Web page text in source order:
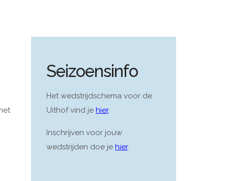
Seizoensinfo
Het wedstrijdschema voor de
Uithof vind je hier.
Inschrijven voor jouw
wedstrijden doe je hier.